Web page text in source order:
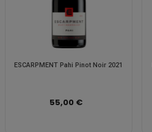
ESCARPMENT Pahi Pinot Noir 2021
55,00 €